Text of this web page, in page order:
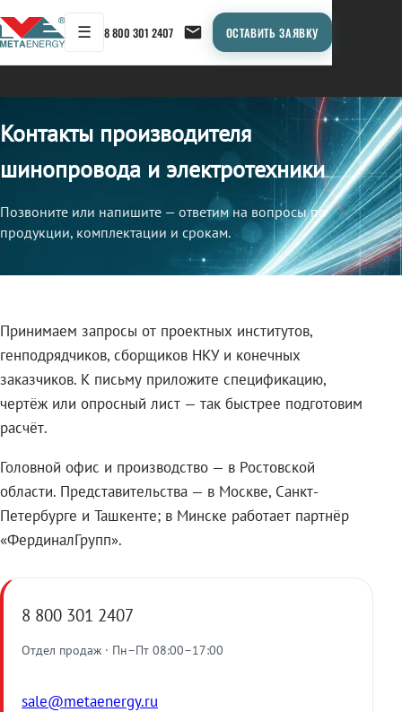
☰ 8 800 301 2407 ОСТАВИТЬ ЗАЯВКУ
Контакты производителя
шинопровода и электротехники
Позвоните или напишите — ответим на вопросы по
продукции, комплектации и срокам.
Принимаем запросы от проектных институтов,
генподрядчиков, сборщиков НКУ и конечных
заказчиков. К письму приложите спецификацию,
чертёж или опросный лист — так быстрее подготовим
расчёт.
Головной офис и производство — в Ростовской
области. Представительства — в Москве, Санкт-
Петербурге и Ташкенте; в Минске работает партнёр
«ФердиналГрупп».
8 800 301 2407
Отдел продаж · Пн–Пт 08:00–17:00
sale@metaenergy.ru